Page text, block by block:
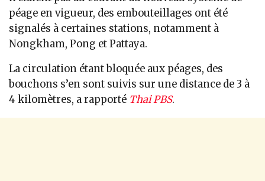
péage en vigueur, des embouteillages ont été
signalés à certaines stations, notamment à
Nongkham, Pong et Pattaya.
La circulation étant bloquée aux péages, des
bouchons s’en sont suivis sur une distance de 3 à
4 kilomètres, a rapporté Thai PBS.